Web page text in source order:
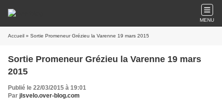
MENU
Accueil » Sortie Promeneur Grézieu la Varenne 19 mars 2015
Sortie Promeneur Grézieu la Varenne 19 mars
2015
Publié le 22/03/2015 à 19:01
Par jlsvelo.over-blog.com